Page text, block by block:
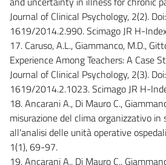
Journal of Clinical Psychology, 2(2).
1619/2014.2.990. Scimago JR H-
17. Caruso, A.L., Giammanco, M.D.,
Experience Among Teachers: A Case
Journal of Clinical Psychology, 2(3).
1619/2014.2.1023. Scimago JR H-
18. Ancarani A., Di Mauro C.,
misurazione del clima organizzativo in
all'analisi delle unità operative
1(1), 69-97.
19. Ancarani A., Di Mauro C.,